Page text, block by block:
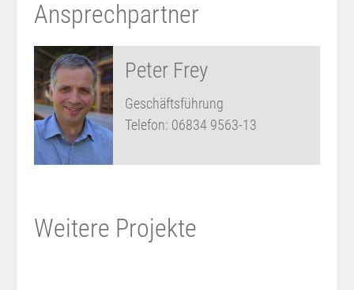
Ansprechpartner
Peter Frey
Geschäftsführung
Telefon: 06834 9563-13
Weitere Projekte